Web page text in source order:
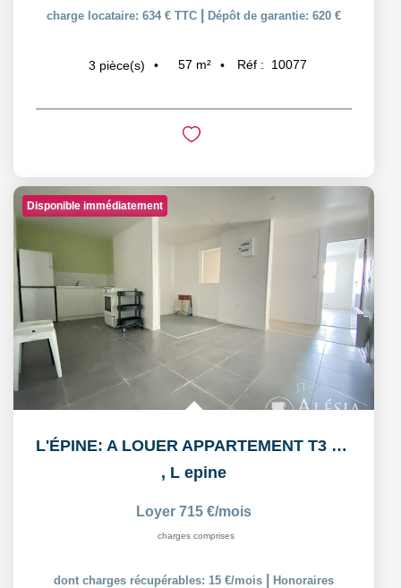
charge locataire: 634 € TTC
Dépôt de garantie: 620 €
3 pièce(s) 57 m² Réf : 10077
Disponible immédiatement
L'ÉPINE: A LOUER APPARTEMENT T3 55,38m² AVEC COUR ET PLACE...
, L epine
Loyer 715 €/mois
charges comprises
dont charges récupérables: 15 €/mois
Honoraires